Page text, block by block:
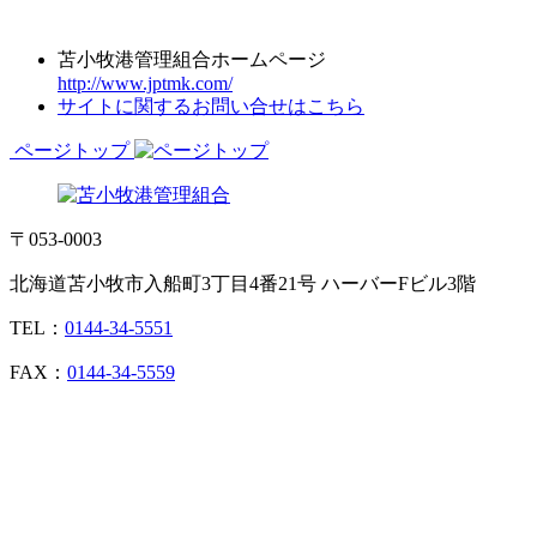
苫小牧港管理組合ホームページ
http://www.jptmk.com/
サイトに関するお問い合せはこちら
ページトップ
〒053-0003
北海道苫小牧市入船町3丁目4番21号 ハーバーFビル3階
TEL： 0144-34-5551
FAX： 0144-34-5559